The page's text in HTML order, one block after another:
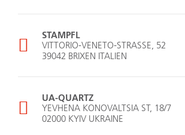
STAMPFL
VITTORIO-VENETO-STRASSE, 52
39042 BRIXEN ITALIEN
UA-­QUARTZ
YEVHENA KONOVALTSIA ST, 18/7
02000 KYIV UKRAINE